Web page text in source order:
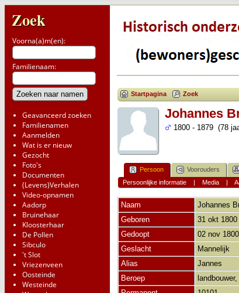
Zoek
Voorna(a)m(en):
Familienaam:
Geavanceerd zoeken
Familienamen
Aanmelden
Wat is er nieuw
Gezocht
Foto's
Documenten
(Levens)Verhalen
Video-opnamen
Aadorp
Bruinehaar
Kloosterhaar
De Pollen
Sibculo
't Slot
Vriezenveen
Oosteinde
Westeinde
Startpagina Zoek
Johannes
1800 - 1879 (78
Persoon Voorouders
Persoonlijke informatie| Media|
Naam Johannes
Geboren
31 okt 1800
Gedoopt
02 nov 1800
Geslacht
Mannelijk
Alias
Jannes
Beroep